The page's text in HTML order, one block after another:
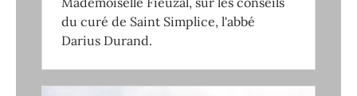
du curé de Saint Simplice, l'abbé
Darius Durand.